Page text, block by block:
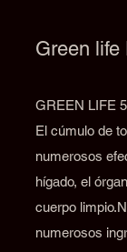
Green life
GREEN LIFE
El cúmulo de
numerosos
hígado, el
cuerpo
numerosos